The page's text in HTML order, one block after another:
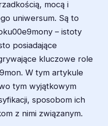
mocą i
uniwersum. Są to
– istoty
posiadające
kluczowe role
W tym artykule
tym wyjątkowym
sposobom ich
z nimi związanym.